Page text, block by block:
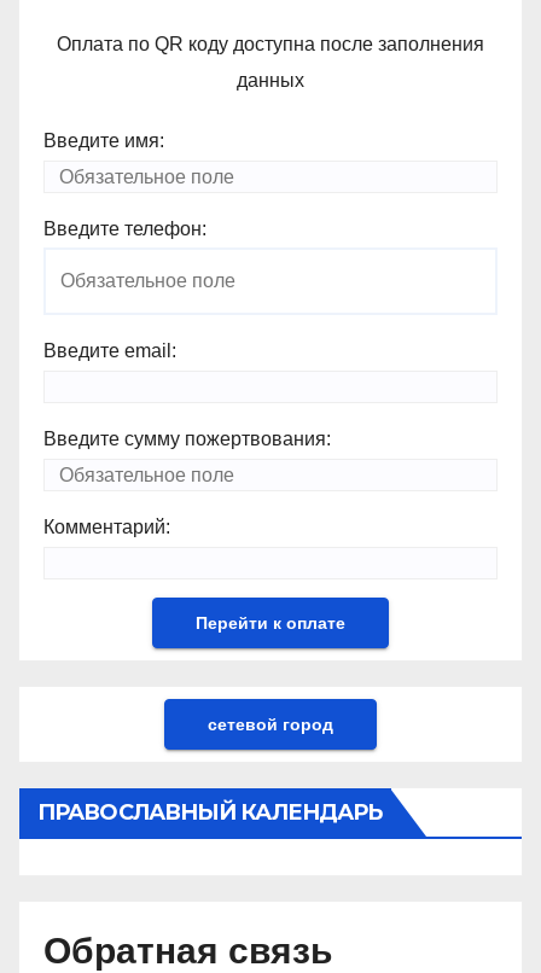
Оплата по QR коду доступна после заполнения
данных
Введите имя:
Введите телефон:
Введите email:
Введите сумму пожертвования:
Комментарий:
сетевой город
ПРАВОСЛАВНЫЙ КАЛЕНДАРЬ
Обратная связь